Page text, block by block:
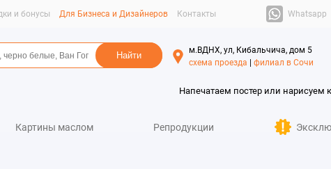
и бонусы Для Бизнеса и Дизайнеров Контакты Whatsapp
м.ВДНХ, ул, Кибальчича, дом 5
схема проезда
филиал в Сочи
Напечатаем постер или нарисуем
Картины маслом Репродукции